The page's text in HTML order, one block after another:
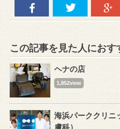
この記事を見た人におす
ヘナの店
1,852view
海浜パーククリニ